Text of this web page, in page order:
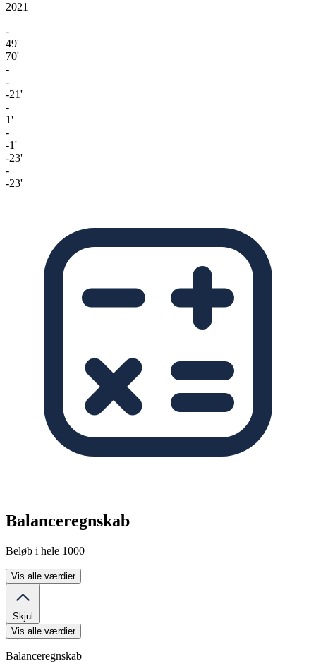
2021
-
49'
70'
-
-
-21'
-
1'
-
-1'
-23'
-
-23'
Balanceregnskab
Beløb i hele 1000
Vis alle værdier
Skjul
Vis alle værdier
Balanceregnskab